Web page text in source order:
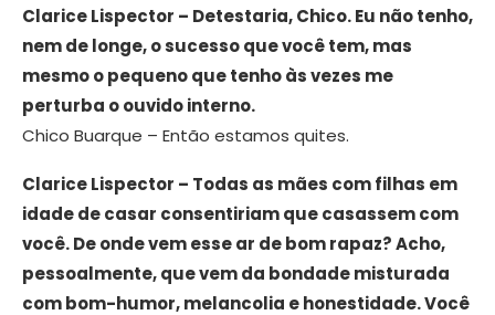
Clarice Lispector – Detestaria, Chico. Eu não tenho,
nem de longe, o sucesso que você tem, mas
mesmo o pequeno que tenho às vezes me
perturba o ouvido interno.
Chico Buarque – Então estamos quites.
Clarice Lispector – Todas as mães com filhas em
idade de casar consentiriam que casassem com
você. De onde vem esse ar de bom rapaz? Acho,
pessoalmente, que vem da bondade misturada
com bom-humor, melancolia e honestidade. Você